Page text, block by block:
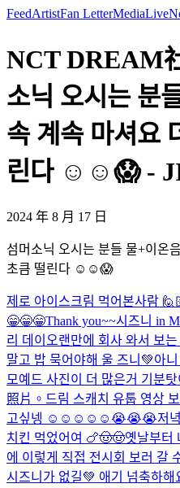
FeedArtistFan LetterMediaLive
NCT DREAM
소닉 오시는 분
속 계속 마셔요
린다 ☺️☺️😱 -
2024 年 8 月 17 日
섬머소닉 오시는 분들 물+이온
초큼 떨린다 ☺️☺️😱
제로 아이스크림 먹어본사람
😁😁😁Thank you~~시즈니 in
리 데이 오랜만에 회사 와서 보
말고 밥 묵어야해 울 즈니💚아
모예드 사진이 더 많은거 기분
照片。 드림 스캐치 유툽 영상
고싶넹 ☺️☺️☺️☺️☺️😭😭😭저
치킨 먹었어여 🍗🤠🤠옛날부터
에 이렇게 직접 전시회 보러 갈
시즈니가 없길💚 애기 넘축하해